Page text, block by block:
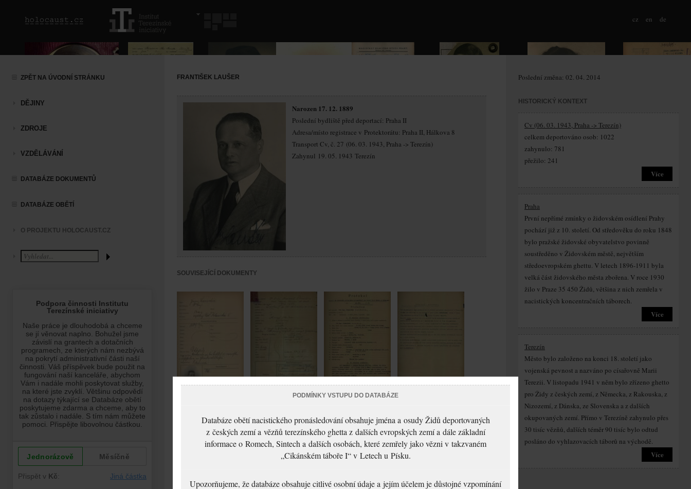
cz en de
ZPĚT NA ÚVODNÍ STRÁNKU
DĚJINY
ZDROJE
VZDĚLÁVÁNÍ
DATABÁZE DOKUMENTŮ
DATABÁZE OBĚTÍ
O PROJEKTU HOLOCAUST.CZ
FRANTIŠEK LAUŠER
Narozen 17. 12. 1889
Poslední bydliště před deportací: Praha II
Adresa/místo registrace v Protektorátu: Praha II, Hálkova 8
Transport Cv, č. 27 (06. 03. 1943, Praha -> Terezín)
Zahynul 19. 05. 1943 Terezín
SOUVISEJÍCÍ DOKUMENTY
Žádost o vydání
cestovního pasu
Žádost o vydání
cestovního pasu
Laušer František:
Laušer František:
prohlídce
Poslední změna: 02. 04. 2014
HISTORICKÝ KONTEXT
Cv (06. 03. 1943, Praha -> Terezín)
celkem deportováno osob: 1022
zahynulo: 781
přežilo: 241
Více
Praha
První nepřímé zmínky o židovském osídlení Prahy
pochází již z 10. století. Od středověku do roku 1848
bylo pražské židovské obyvatelstvo povinně
soustředěno v Židovském městě, největším
středoevropském ghettu. V letech 1896-1911 byla
velká část židovského města zbořena. V roce 1930
žilo v Praze 35 450 Židů, většina z nich zemřela v
nacistických koncentračních táborech.
Více
Terezín
Město bylo založeno na konci 18. století jako
vojenská pevnost a nazváno po císařovně Marii
Terezii. V listopadu 1941 v něm bylo zřízeno ghetto
pro Židy z českých zemí, z Německa, z Rakouska, z
Nizozemí, z Dánska, ze Slovenska a z dalších
okupovaných zemí. Přímo v Terezíně zahynulo přes
30 tisíc vězňů, dalších téměr 90 tisíc bylo odtud
posláno do vyhlazovacích táborů na východě.
Více
PODMÍNKY VSTUPU DO DATABÁZE
Databáze obětí nacistického pronásledování obsahuje jména a osudy Židů deportovaných
z českých zemí a vězňů terezínského ghetta z dalších evropských zemí a dále základní
informace o Romech, Sintech a dalších osobách, které zemřely jako vězni v takzvaném
„Cikánském táboře I“ v Letech u Písku.
Upozorňujeme, že databáze obsahuje citlivé osobní údaje a jejím účelem je důstojné vzpomínání